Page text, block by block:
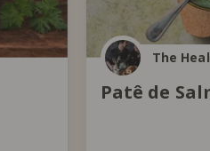
The
Patê de